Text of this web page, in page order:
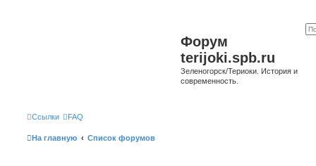
Форум
terijoki.spb.ru
Зеленогорск/Териоки. История и
современность.
Ссылки FAQ
На главную Список форумов